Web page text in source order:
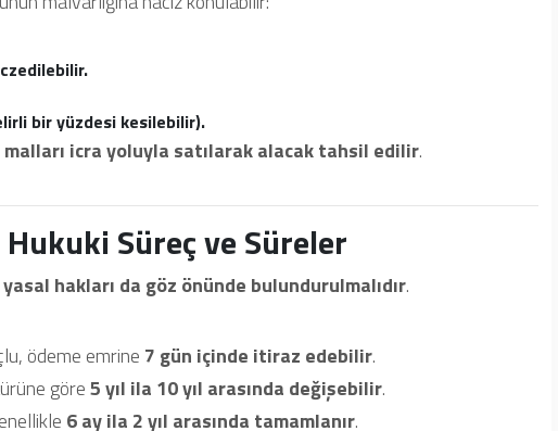
bir yüzdesi kesilebilir).
icra yoluyla satılarak alacak tahsil edilir.
Süreç ve Süreler
hakları da göz önünde bulundurulmalıdır.
ödeme emrine 7 gün içinde itiraz edebilir.
göre5 yıl ila 10 yıl arasında değişebilir.
6 ay ila 2 yıl arasında tamamlanır.